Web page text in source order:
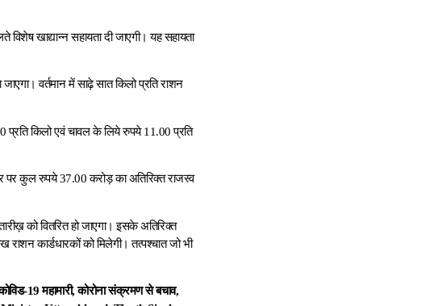
खाद्यान्न सहायता दी जाएगी। यह सहायता
वर्तमान में साढ़े सात किलो प्रति राशन
प्रति किलो एवं चावल के लिये रुपये 11.00 प्रति
पर कुल रुपये 37.00 करोड़ का अतिरिक्त राजस्व
को वितरित हो जाएगा। इसके अतिरिक्त
कार्डधारकों को मिलेगी। तत्पश्चात जो भी
19 महामारी, कोरोना संक्रमण से बचाव,